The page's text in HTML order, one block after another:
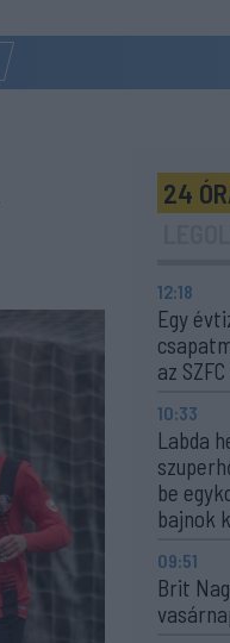
24
12:18
Egy
az
10:33
Labda
be
bajnok
09:51
Brit